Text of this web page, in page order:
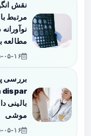
نقش
مرتبط
مطالعه
۱۴۰۵-
بررسی
بالینی
موشی
۱۴۰۵-